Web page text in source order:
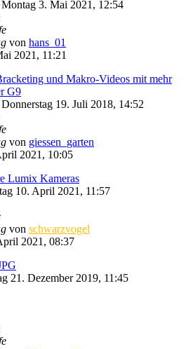
Montag 3. Mai 2021, 12:54
von hans_01
2021, 11:21
und Makro-Videos mit mehr
G9
Donnerstag 19. Juli 2018, 14:52
von giessen_garten
2021, 10:05
Lumix Kameras
10. April 2021, 11:57
von schwarzvogel
2021, 08:37
21. Dezember 2019, 11:45